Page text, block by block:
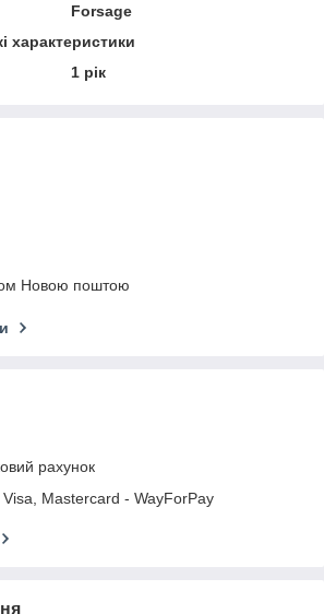
Forsage
характеристики
1 рік
Новою поштою
рахунок
Mastercard - WayForPay